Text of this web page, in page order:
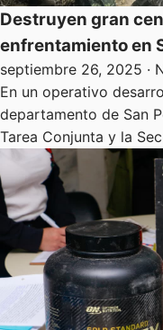
Destruyen gran
enfrentamiento en
septiembre 26, 2025 ·
En un operativo
departamento de San
Tarea Conjunta y la